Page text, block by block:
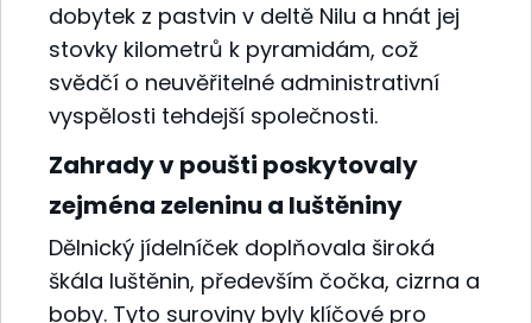
dobytek z pastvin v deltě Nilu a hnát jej
stovky kilometrů k pyramidám, což
svědčí o neuvěřitelné administrativní
vyspělosti tehdejší společnosti.
Zahrady v poušti poskytovaly
zejména zeleninu a luštěniny
Dělnický jídelníček doplňovala široká
škála luštěnin, především čočka, cizrna a
boby. Tyto suroviny byly klíčové pro